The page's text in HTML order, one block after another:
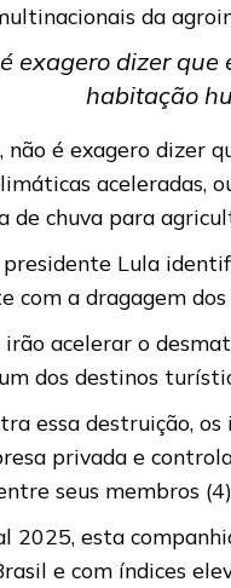
da
é exagero dizer
habitação
não é exagero dizer
aceleradas,
de chuva para
presidente Lula
com a dragagem
irão acelerar o
dos destinos
essa destruição,
privada e
seus membros
2025, esta
e com índices